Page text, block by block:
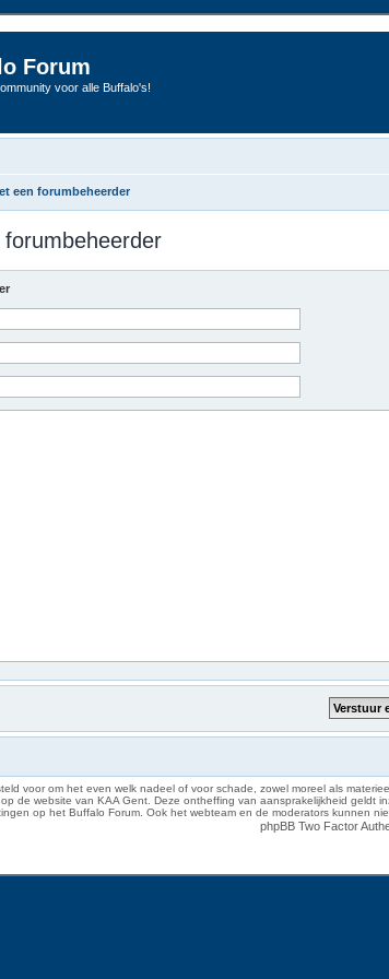
Forum
voor alle Buffalo's!
een forumbeheerder
voor om het even welk nadeel of voor schade, zowel moreel als
de website van KAA Gent. Deze ontheffing van aansprakelijkheid geldt
op het Buffalo Forum. Ook het webteam en de moderators kunnen
phpBB Two Factor